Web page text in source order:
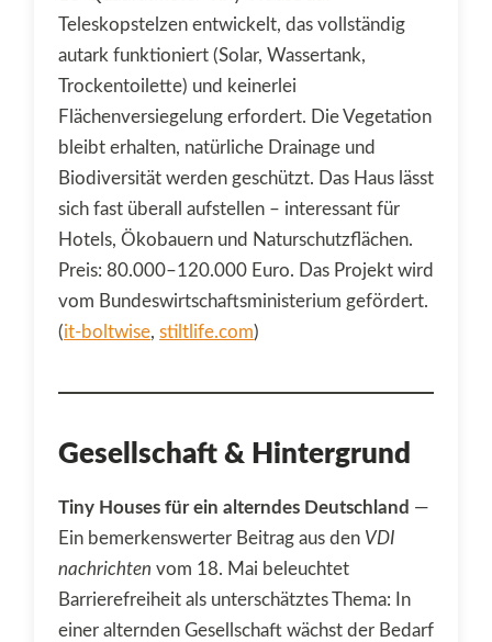
Teleskopstelzen entwickelt, das vollständig
autark funktioniert (Solar, Wassertank,
Trockentoilette) und keinerlei
Flächenversiegelung erfordert. Die Vegetation
bleibt erhalten, natürliche Drainage und
Biodiversität werden geschützt. Das Haus lässt
sich fast überall aufstellen – interessant für
Hotels, Ökobauern und Naturschutzflächen.
Preis: 80.000–120.000 Euro. Das Projekt wird
vom Bundeswirtschaftsministerium gefördert.
(it-boltwise, stiltlife.com)
Gesellschaft & Hintergrund
Tiny Houses für ein alterndes Deutschland —
Ein bemerkenswerter Beitrag aus den VDI
nachrichten vom 18. Mai beleuchtet
Barrierefreiheit als unterschätztes Thema: In
einer alternden Gesellschaft wächst der Bedarf